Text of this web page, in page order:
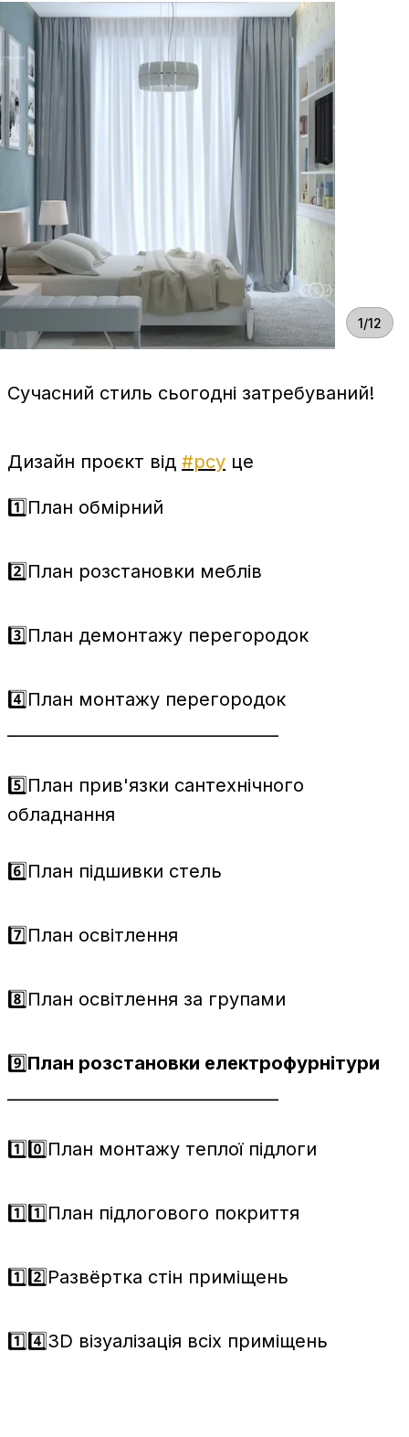
1/12
Сучасний стиль сьогодні затребуваний!
Дизайн проєкт від #рсу це
1️⃣План обмірний
2️⃣План розстановки меблів
3️⃣План демонтажу перегородок
4️⃣План монтажу перегородок
5️⃣План прив'язки сантехнічного
обладнання
6️⃣План підшивки стель
7️⃣План освітлення
8️⃣План освітлення за групами
9️⃣План розстановки електрофурнітури
1️⃣0️⃣План монтажу теплої підлоги
1️⃣1️⃣План підлогового покриття
1️⃣2️⃣Развёртка стін приміщень
1️⃣4️⃣3D візуалізація всіх приміщень